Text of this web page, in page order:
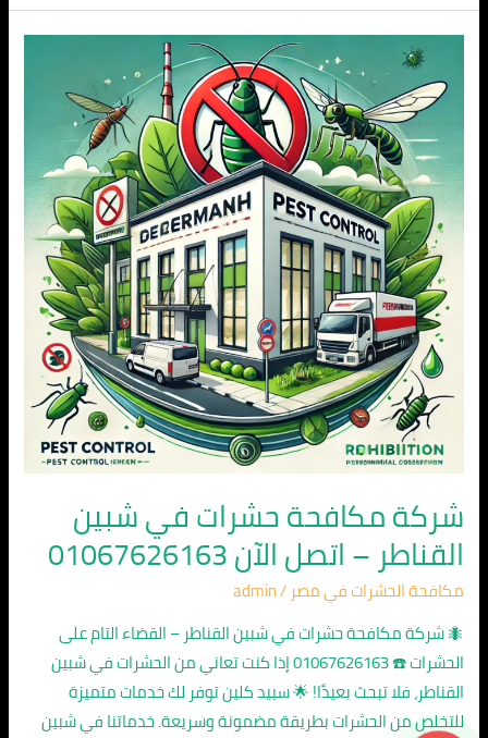
شركة مكافحة حشرات في شبين
القناطر – اتصل الآن 01067626163
مكافحة الحشرات في مصر /
admin
🐜 شركة مكافحة حشرات في شبين القناطر – القضاء التام على
الحشرات ☎️ 01067626163 إذا كنت تعاني من الحشرات في شبين
القناطر، فلا تبحث بعيدًا! 🌟 سبيد كلين توفر لك خدمات متميزة
للتخلص من الحشرات بطريقة مضمونة وسريعة. خدماتنا في شبين
مكافحة
حشرات
في
شبين
القناطر
–
اتصل
الآن
01067626163